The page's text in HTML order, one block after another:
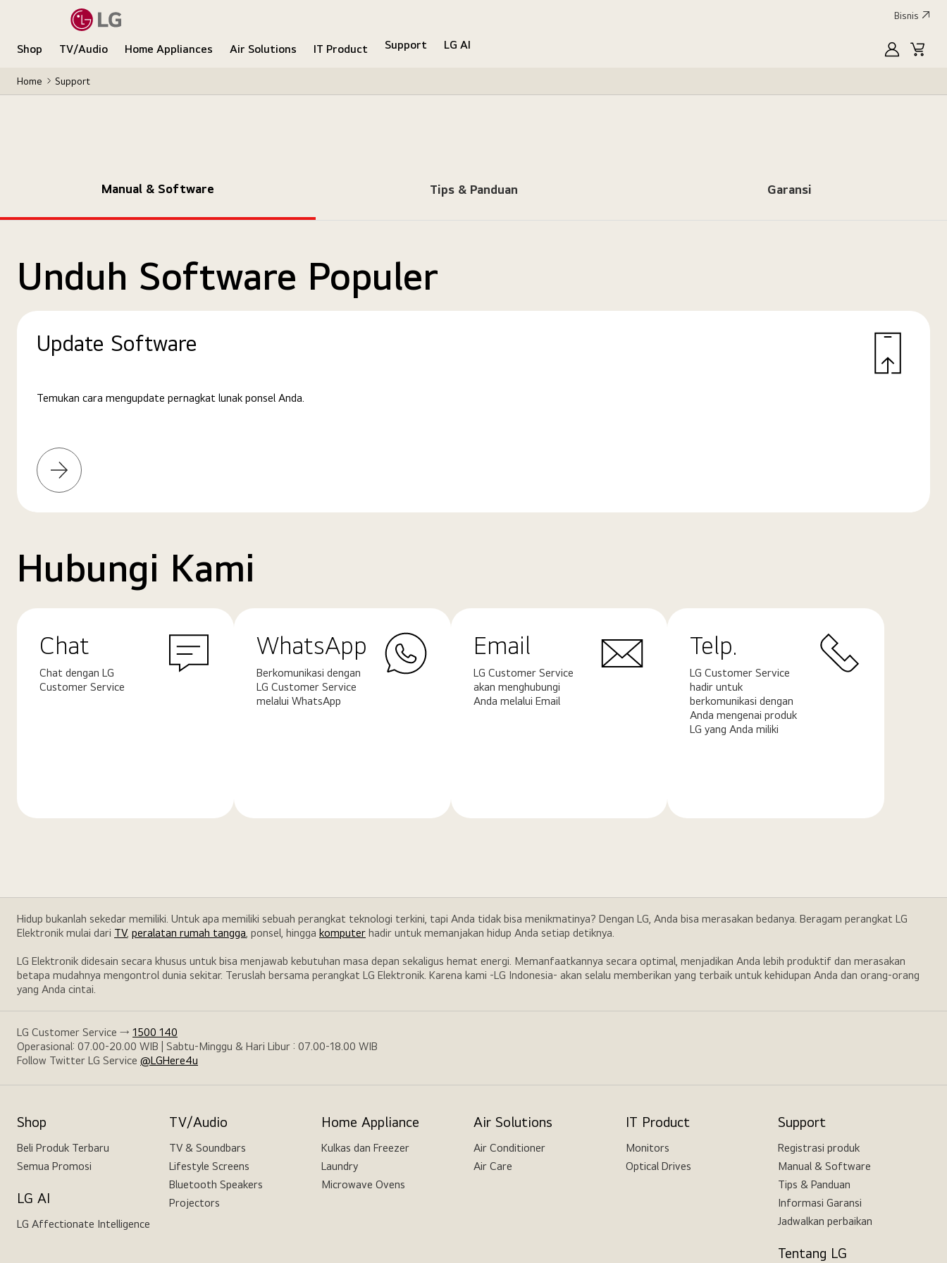
Bisnis
Shop TV/Audio Home Appliances Air Solutions IT Product Support
LG AI
MyLG
Home Support
Manual & Software Tips & Panduan Garansi
Unduh Software Populer
Update Software
Temukan cara mengupdate pernagkat lunak ponsel Anda.
Pelajari
selengkapnya
Hubungi Kami
Chat
Chat dengan LG
Customer Service
WhatsApp
Berkomunikasi dengan
LG Customer Service
melalui WhatsApp
Email
LG Customer Service
akan menghubungi
Anda melalui Email
Telp.
LG Customer Service
hadir untuk
berkomunikasi dengan
Anda mengenai produk
LG yang Anda miliki
Hidup bukanlah sekedar memiliki. Untuk apa memiliki sebuah perangkat teknologi terkini, tapi Anda tidak bisa menikmatinya? Dengan LG, Anda bisa merasakan bedanya. Beragam perangkat LG
Elektronik mulai dari TV, peralatan rumah tangga, ponsel, hingga komputer hadir untuk memanjakan hidup Anda setiap detiknya.
LG Elektronik didesain secara khusus untuk bisa menjawab kebutuhan masa depan sekaligus hemat energi. Memanfaatkannya secara optimal, menjadikan Anda lebih produktif dan merasakan
betapa mudahnya mengontrol dunia sekitar. Teruslah bersama perangkat LG Elektronik. Karena kami -LG Indonesia- akan selalu memberikan yang terbaik untuk kehidupan Anda dan orang-orang
yang Anda cintai.
LG Customer Service → 1500 140
Operasional: 07.00-20.00 WIB | Sabtu-Minggu & Hari Libur : 07.00-18.00 WIB
Follow Twitter LG Service @LGHere4u
Shop
Beli Produk Terbaru
Semua Promosi
LG AI
LG Affectionate Intelligence
TV/Audio
TV & Soundbars
Lifestyle Screens
Bluetooth Speakers
Projectors
Home Appliance
Kulkas dan Freezer
Laundry
Microwave Ovens
Air Solutions
Air Conditioner
Air Care
IT Product
Monitors
Optical Drives
Support
Registrasi produk
Manual & Software
Tips & Panduan
Informasi Garansi
Jadwalkan perbaikan
Tentang LG